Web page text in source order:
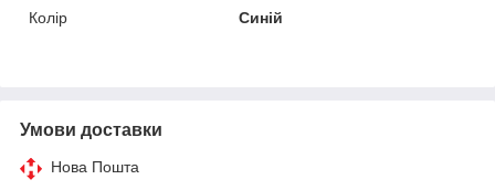
Колір Синій
Умови доставки
Нова Пошта